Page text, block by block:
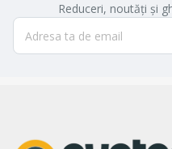
Reduceri, noutăți și